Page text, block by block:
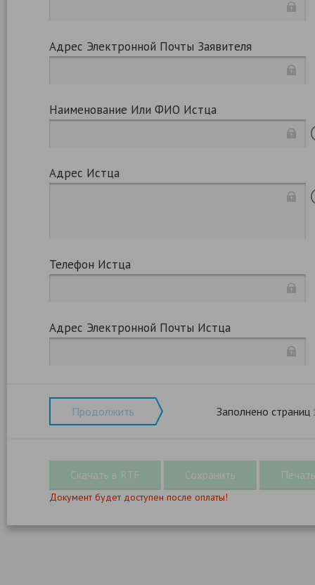
Адрес Электронной Почты Заявителя
Наименование Или ФИО Истца
Адрес Истца
Телефон Истца
Адрес Электронной Почты Истца
Продолжить Заполнено страниц
Документ будет доступен после оплаты!